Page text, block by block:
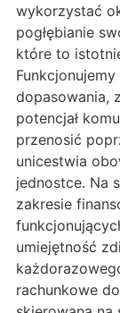
wykorzystać
pogłębianie
które to
dopasowania,
potencjał
przenosić
unicestwia
jednostce. Na
zakresie
umiejętność
rachunkowe